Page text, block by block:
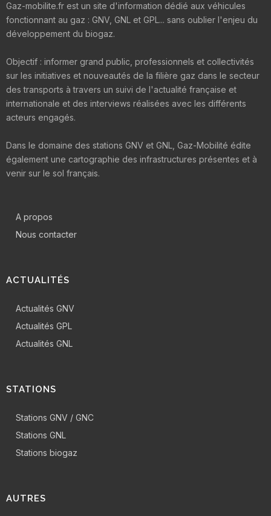
Gaz-mobilite.fr est un site d'information dédié aux véhicules
fonctionnant au gaz : GNV, GNL et GPL... sans oublier l'enjeu du
développement du biogaz.
Objectif : informer grand public, professionnels et collectivités
sur les initiatives et nouveautés de la filière gaz dans le secteur
des transports à travers un suivi de l'actualité française et
internationale et des interviews réalisées avec les différents
acteurs engagés.
Dans le domaine des stations GNV et GNL, Gaz-Mobilité édite
également une cartographie des infrastructures présentes et à
venir sur le sol français.
A propos
Nous contacter
ACTUALITÉS
Actualités GNV
Actualités GPL
Actualités GNL
STATIONS
Stations GNV / GNC
Stations GNL
Stations biogaz
AUTRES